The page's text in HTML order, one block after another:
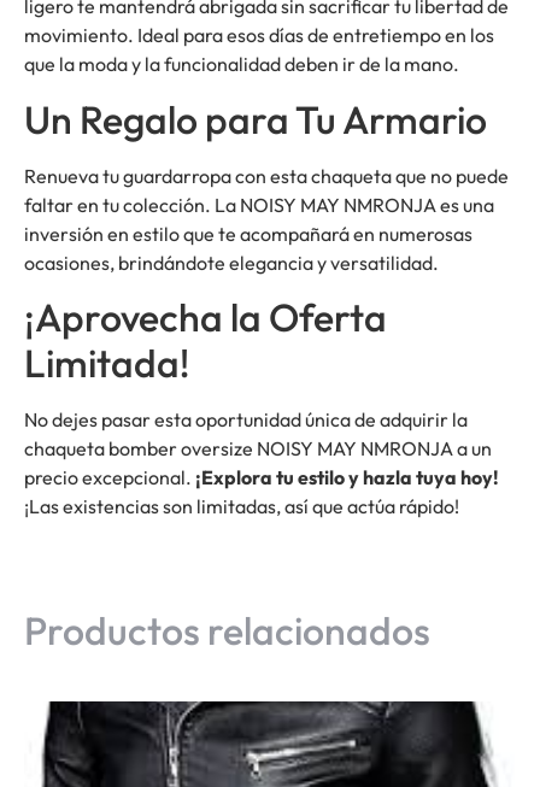
ligero te mantendrá abrigada sin sacrificar tu libertad de
movimiento. Ideal para esos días de entretiempo en los
que la moda y la funcionalidad deben ir de la mano.
Un Regalo para Tu Armario
Renueva tu guardarropa con esta chaqueta que no puede
faltar en tu colección. La NOISY MAY NMRONJA es una
inversión en estilo que te acompañará en numerosas
ocasiones, brindándote elegancia y versatilidad.
¡Aprovecha la Oferta
Limitada!
No dejes pasar esta oportunidad única de adquirir la
chaqueta bomber oversize NOISY MAY NMRONJA a un
precio excepcional. ¡Explora tu estilo y hazla tuya hoy!
¡Las existencias son limitadas, así que actúa rápido!
Productos relacionados